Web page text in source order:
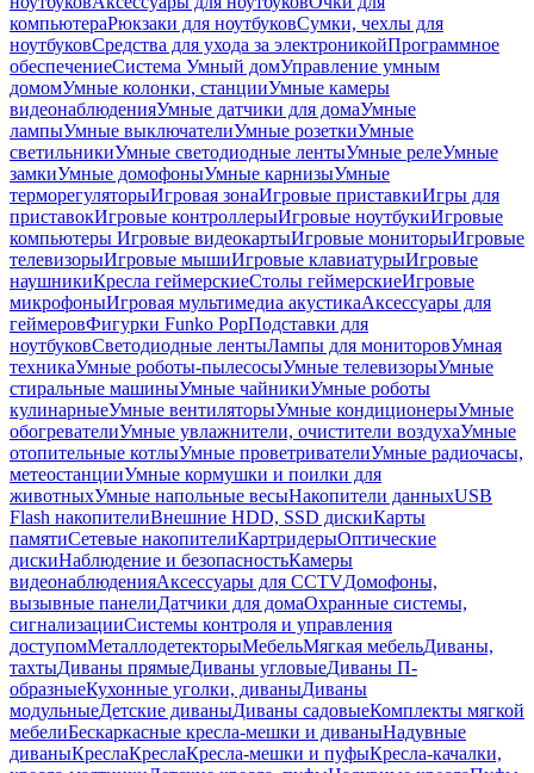
компьютераРюкзаки для ноутбуковСумки, чехлы для
ноутбуковСредства для ухода за электроникойПрограммное
обеспечениеСистема Умный домУправление умным
домомУмные колонки, станцииУмные камеры
видеонаблюденияУмные датчики для домаУмные
лампыУмные выключателиУмные розеткиУмные
светильникиУмные светодиодные лентыУмные релеУмные
замкиУмные домофоныУмные карнизыУмные
терморегуляторыИгровая зонаИгровые приставкиИгры для
приставокИгровые контроллерыИгровые ноутбукиИгровые
компьютеры Игровые видеокартыИгровые мониторыИгровые
телевизорыИгровые мышиИгровые клавиатурыИгровые
наушникиКресла геймерскиеСтолы геймерскиеИгровые
микрофоныИгровая мультимедиа акустикаАксессуары для
геймеровФигурки Funko PopПодставки для
ноутбуковСветодиодные лентыЛампы для мониторовУмная
техникаУмные роботы-пылесосыУмные телевизорыУмные
стиральные машиныУмные чайникиУмные роботы
кулинарныеУмные вентиляторыУмные кондиционерыУмные
обогревателиУмные увлажнители, очистители воздухаУмные
отопительные котлыУмные проветривателиУмные радиочасы,
метеостанцииУмные кормушки и поилки для
животныхУмные напольные весыНакопители данныхUSB
Flash накопителиВнешние HDD, SSD дискиКарты
памятиСетевые накопителиКартридерыОптические
дискиНаблюдение и безопасностьКамеры
видеонаблюденияАксессуары для CCTVДомофоны,
вызывные панелиДатчики для домаОхранные системы,
сигнализацииСистемы контроля и управления
доступомМеталлодетекторыМебельМягкая мебельДиваны,
тахтыДиваны прямыеДиваны угловыеДиваны П-
образныеКухонные уголки, диваныДиваны
модульныеДетские диваныДиваны садовыеКомплекты мягкой
мебелиБескаркасные кресла-мешки и диваныНадувные
диваныКреслаКреслаКресла-мешки и пуфыКресла-качалки,